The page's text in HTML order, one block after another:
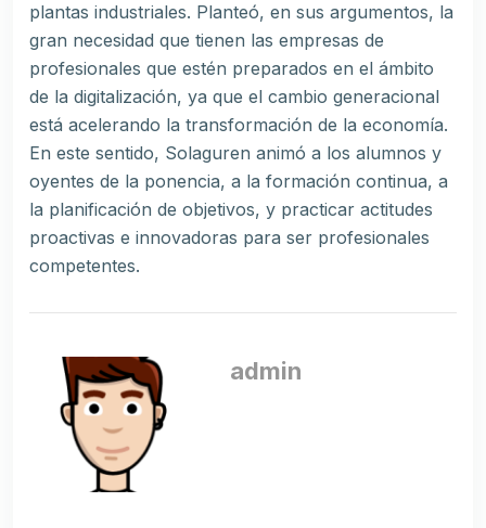
plantas industriales. Planteó, en sus argumentos, la
gran necesidad que tienen las empresas de
profesionales que estén preparados en el ámbito
de la digitalización, ya que el cambio generacional
está acelerando la transformación de la economía.
En este sentido, Solaguren animó a los alumnos y
oyentes de la ponencia, a la formación continua, a
la planificación de objetivos, y practicar actitudes
proactivas e innovadoras para ser profesionales
competentes.
admin